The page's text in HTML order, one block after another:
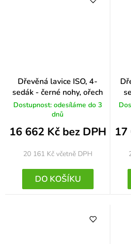
Dřevěná lavice ISO, 4-
sedák - černé nohy, ořech
Dostupnost: odesíláme do 3
dnů
16 662 Kč bez DPH
20 161 Kč včetně DPH
DO KOŠÍKU
17